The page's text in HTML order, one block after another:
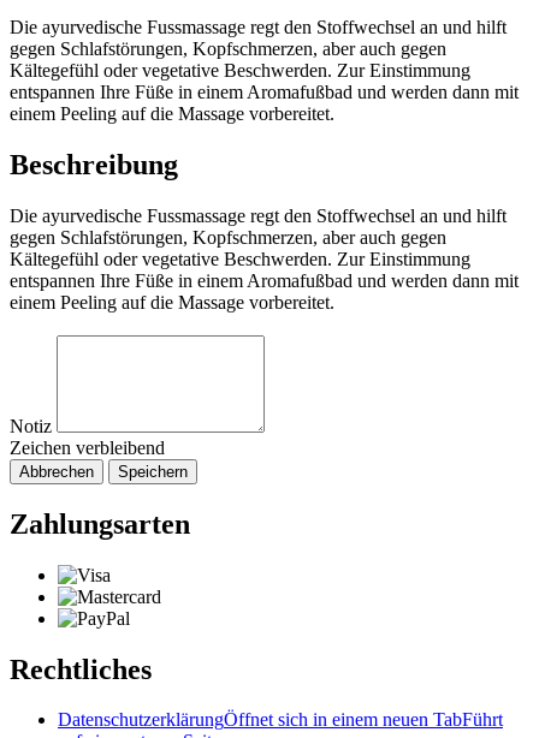
Die ayurvedische Fussmassage regt den Stoffwechsel an und hilft
gegen Schlafstörungen, Kopfschmerzen, aber auch gegen
Kältegefühl oder vegetative Beschwerden. Zur Einstimmung
entspannen Ihre Füße in einem Aromafußbad und werden dann mit
einem Peeling auf die Massage vorbereitet.
Beschreibung
Die ayurvedische Fussmassage regt den Stoffwechsel an und hilft
gegen Schlafstörungen, Kopfschmerzen, aber auch gegen
Kältegefühl oder vegetative Beschwerden. Zur Einstimmung
entspannen Ihre Füße in einem Aromafußbad und werden dann mit
einem Peeling auf die Massage vorbereitet.
Notiz
Zeichen verbleibend
Abbrechen Speichern
Zahlungsarten
Rechtliches
DatenschutzerklärungÖffnet sich in einem neuen TabFührt